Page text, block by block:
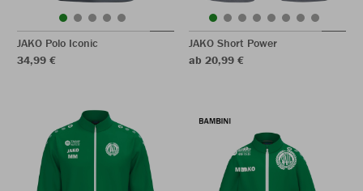
JAKO Polo Iconic
34,99 €
JAKO Short Power
ab 20,99 €